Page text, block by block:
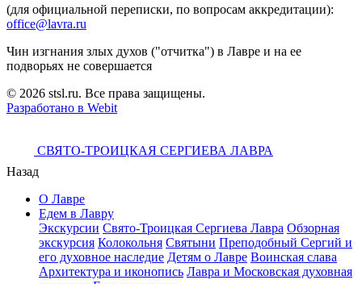
(для официальной переписки, по вопросам аккредитации):
office@lavra.ru
Чин изгнания злых духов ("отчитка") в Лавре и на ее
подворьях не совершается
© 2026 stsl.ru. Все права защищены.
Разработано в Webit
СВЯТО-ТРОИЦКАЯ СЕРГИЕВА ЛАВРА
Назад
О Лавре
Едем в Лавру
Экскурсии Свято-Троицкая Сергиева Лавра Обзорная
экскурсия Колокольня Святыни Преподобный Сергий и
его духовное наследие Детям о Лавре Воинская слава
Архитектура и иконопись Лавра и Московская духовная